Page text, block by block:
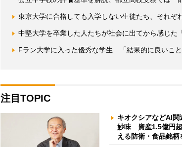
東京大学に合格しても入学しない生徒たち、それぞ
中堅大学を卒業した人たちが社会に出てから感じた
Fラン大学に入った優秀な学生 「結果的に良いこと
注目TOPIC
キオクシアなどAI
妙味 資産1.5億円超
える防衛・食品銘柄